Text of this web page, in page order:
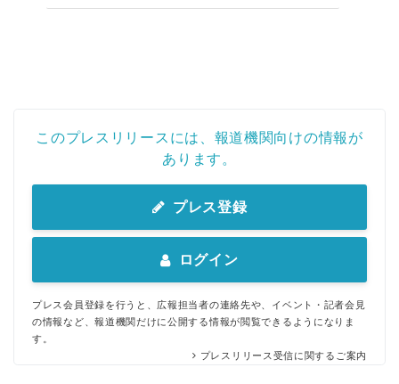
このプレスリリースには、報道機関向けの情報が
あります。
プレス登録
ログイン
プレス会員登録を行うと、広報担当者の連絡先や、イベント・記者会見
の情報など、報道機関だけに公開する情報が閲覧できるようになりま
す。
プレスリリース受信に関するご案内